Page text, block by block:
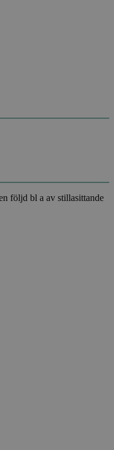
följd bl a av stillasittande